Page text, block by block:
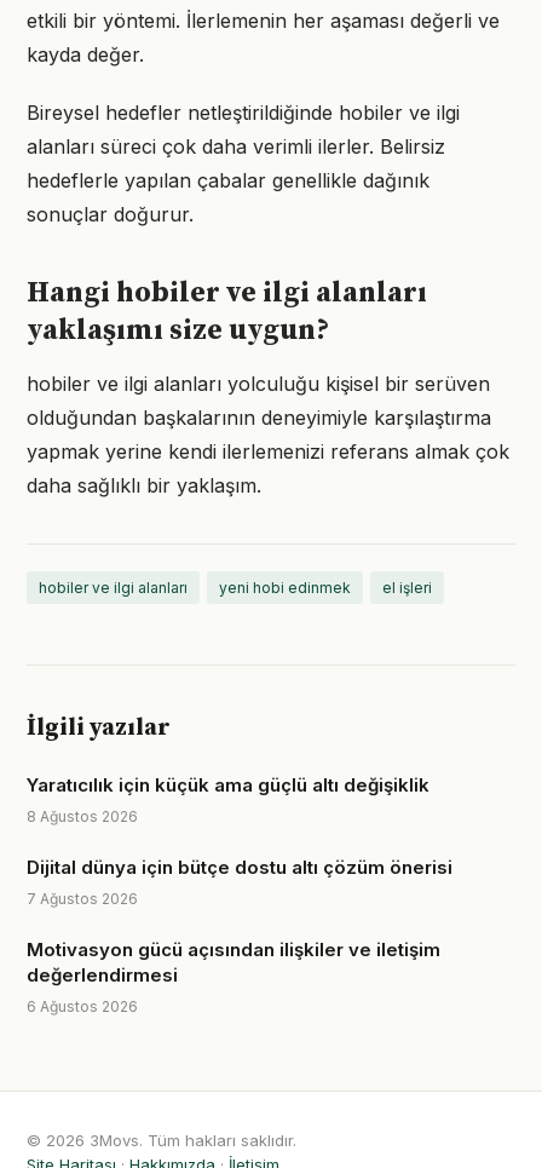
etkili bir yöntemi. İlerlemenin her aşaması değerli ve
kayda değer.
Bireysel hedefler netleştirildiğinde hobiler ve ilgi
alanları süreci çok daha verimli ilerler. Belirsiz
hedeflerle yapılan çabalar genellikle dağınık
sonuçlar doğurur.
Hangi hobiler ve ilgi alanları
yaklaşımı size uygun?
hobiler ve ilgi alanları yolculuğu kişisel bir serüven
olduğundan başkalarının deneyimiyle karşılaştırma
yapmak yerine kendi ilerlemenizi referans almak çok
daha sağlıklı bir yaklaşım.
hobiler ve ilgi alanları yeni hobi edinmek el işleri
İlgili yazılar
Yaratıcılık için küçük ama güçlü altı değişiklik
8 Ağustos 2026
Dijital dünya için bütçe dostu altı çözüm önerisi
7 Ağustos 2026
Motivasyon gücü açısından ilişkiler ve iletişim
değerlendirmesi
6 Ağustos 2026
© 2026 3Movs. Tüm hakları saklıdır.